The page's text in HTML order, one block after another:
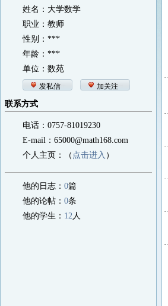
姓名：大学数学
职业：教师
性别：***
年龄：***
单位：数苑
发私信 加关注
联系方式
电话：0757-81019230
E-mail：65000@math168.com
个人主页：（ 点击进入 ）
他的日志： 0篇
他的论帖： 0条
他的学生： 12人